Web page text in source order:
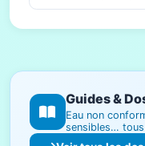
Guides &
Eau non
sensibles…